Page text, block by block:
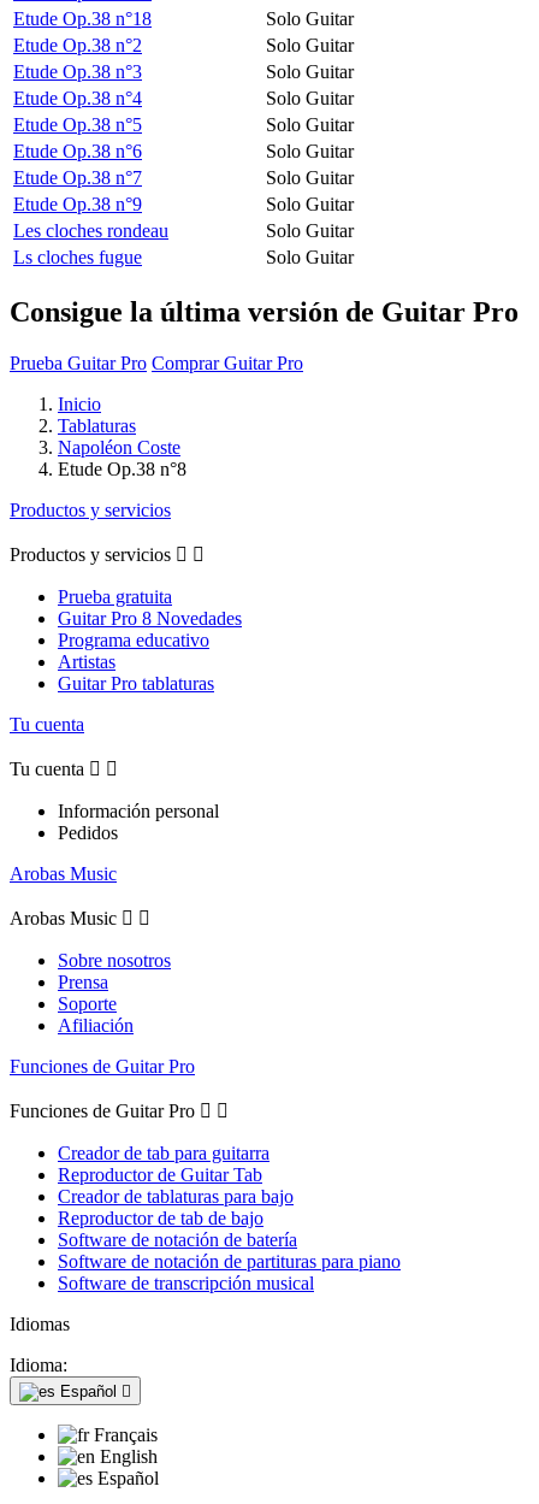
Etude Op.38 n°18
Solo Guitar
Etude Op.38 n°2
Solo Guitar
Etude Op.38 n°3
Solo Guitar
Etude Op.38 n°4
Solo Guitar
Etude Op.38 n°5
Solo Guitar
Etude Op.38 n°6
Solo Guitar
Etude Op.38 n°7
Solo Guitar
Etude Op.38 n°9
Solo Guitar
Les cloches rondeau
Solo Guitar
Ls cloches fugue
Solo Guitar
Consigue la última versión de Guitar Pro
Prueba Guitar Pro Comprar Guitar Pro
Inicio
Tablaturas
Napoléon Coste
Etude Op.38 n°8
Productos y servicios
Productos y servicios  
Prueba gratuita
Guitar Pro 8 Novedades
Programa educativo
Artistas
Guitar Pro tablaturas
Tu cuenta
Tu cuenta  
Información personal
Pedidos
Arobas Music
Arobas Music  
Sobre nosotros
Prensa
Soporte
Afiliación
Funciones de Guitar Pro
Funciones de Guitar Pro  
Creador de tab para guitarra
Reproductor de Guitar Tab
Creador de tablaturas para bajo
Reproductor de tab de bajo
Software de notación de batería
Software de notación de partituras para piano
Software de transcripción musical
Idiomas
Idioma:
Español 
Français
English
Español